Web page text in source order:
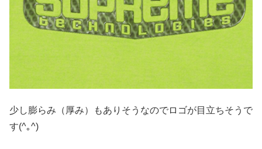
少し膨らみ（厚み）もありそうなのでロゴが目立ちそうで
す(^｡^)